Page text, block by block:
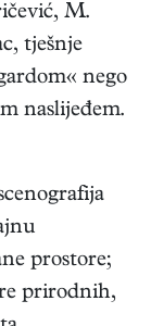
M.
tješnje
nego
naslijeđem.
prostore;
prirodnih,